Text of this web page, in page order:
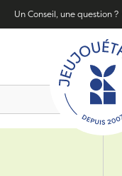
Un Conseil, une question ?